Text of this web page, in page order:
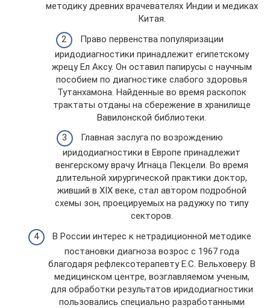
методику древних врачевателях Индии и медиках
Китая.
Право первенства популяризации
иридодиагностики принадлежит египетскому
жрецу Ел Аксу. Он оставил папирусы с научным
пособием по диагностике слабого здоровья
Тутанхамона. Найденные во время раскопок
трактаты отданы на сбережение в хранилище
Вавилонской библиотеки.
Главная заслуга по возрождению
иридодиагностики в Европе принадлежит
венгерскому врачу Игнаца Пекцели. Во время
длительной хирургической практики доктор,
живший в XIX веке, стал автором подробной
схемы зон, проецируемых на радужку по типу
секторов.
В России интерес к нетрадиционной методике
постановки диагноза возрос с 1967 года
благодаря рефлексотерапевту Е.С. Вельховеру. В
медицинском центре, возглавляемом ученым,
для обработки результатов иридодиагностики
пользовались специально разработанными